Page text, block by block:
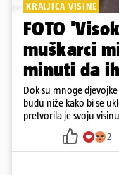
KRALJICA VISINE
FOTO
muškarci
minuti da
Dok su mnoge
budu niže kako bi se
pretvorila je svoju
2